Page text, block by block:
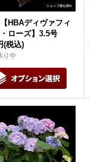
HBAディヴァフィ
ローズ】3.5号
(税込)
り中